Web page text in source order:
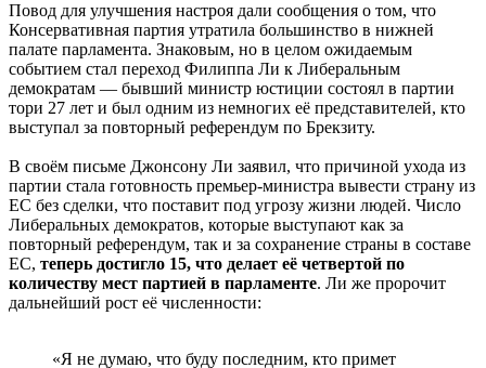
Повод для улучшения настроя дали сообщения о том, что
Консервативная партия утратила большинство в нижней
палате парламента. Знаковым, но в целом ожидаемым
событием стал переход Филиппа Ли к Либеральным
демократам — бывший министр юстиции состоял в партии
тори 27 лет и был одним из немногих её представителей, кто
выступал за повторный референдум по Брекзиту.
В своём письме Джонсону Ли заявил, что причиной ухода из
партии стала готовность премьер-министра вывести страну из
ЕС без сделки, что поставит под угрозу жизни людей. Число
Либеральных демократов, которые выступают как за
повторный референдум, так и за сохранение страны в составе
ЕС, теперь достигло 15, что делает её четвертой по
количеству мест партией в парламенте. Ли же пророчит
дальнейший рост её численности:
«Я не думаю, что буду последним, кто примет